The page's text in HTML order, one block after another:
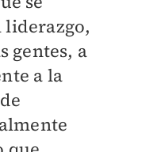
gentes, a
a la